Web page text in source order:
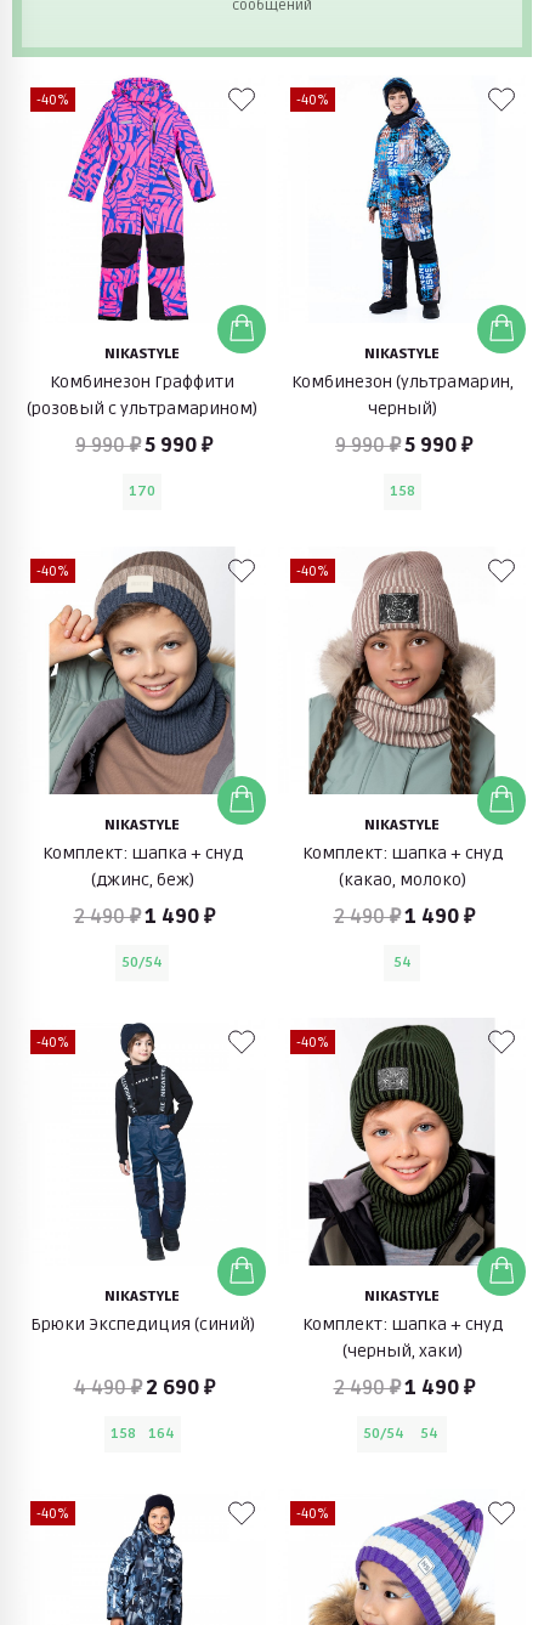
сообщений
-40%
NIKASTYLE
Комбинезон Граффити
(розовый с ультрамарином)
9 990 ₽5 990 ₽
170
-40%
NIKASTYLE
Комбинезон (ультрамарин,
черный)
9 990 ₽5 990 ₽
158
-40%
NIKASTYLE
Комплект: шапка + снуд
(джинс, беж)
2 490 ₽1 490 ₽
50/54
-40%
NIKASTYLE
Комплект: шапка + снуд
(какао, молоко)
2 490 ₽1 490 ₽
54
-40%
NIKASTYLE
Брюки Экспедиция (синий)
4 490 ₽ 2 690 ₽
158 164
-40%
NIKASTYLE
Комплект: шапка + снуд
(черный, хаки)
2 490 ₽1 490 ₽
50/54 54
-40% -40%